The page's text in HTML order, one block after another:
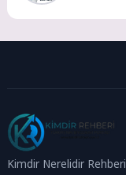
Kimdir Nerelidir Rehberi